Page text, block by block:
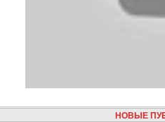
НОВЫЕ